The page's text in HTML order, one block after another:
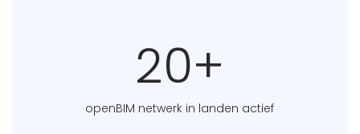
20+
openBIM netwerk in landen actief